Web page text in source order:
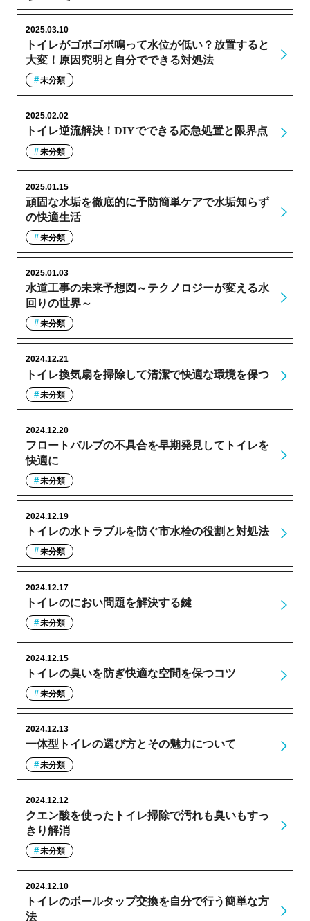
トイレがゴボゴボ鳴って水位が低い？放置すると
大変！原因究明と自分でできる対処法
2025.03.10
未分類
トイレ逆流解決！DIYでできる応急処置と限界点
2025.02.02
未分類
頑固な水垢を徹底的に予防簡単ケアで水垢知らず
の快適生活
2025.01.15
未分類
水道工事の未来予想図～テクノロジーが変える水
回りの世界～
2025.01.03
未分類
トイレ換気扇を掃除して清潔で快適な環境を保つ
2024.12.21
未分類
フロートバルブの不具合を早期発見してトイレを
快適に
2024.12.20
未分類
トイレの水トラブルを防ぐ市水栓の役割と対処法
2024.12.19
未分類
トイレのにおい問題を解決する鍵
2024.12.17
未分類
トイレの臭いを防ぎ快適な空間を保つコツ
2024.12.15
未分類
一体型トイレの選び方とその魅力について
2024.12.13
未分類
クエン酸を使ったトイレ掃除で汚れも臭いもすっ
きり解消
2024.12.12
未分類
トイレのボールタップ交換を自分で行う簡単な方
法
2024.12.10